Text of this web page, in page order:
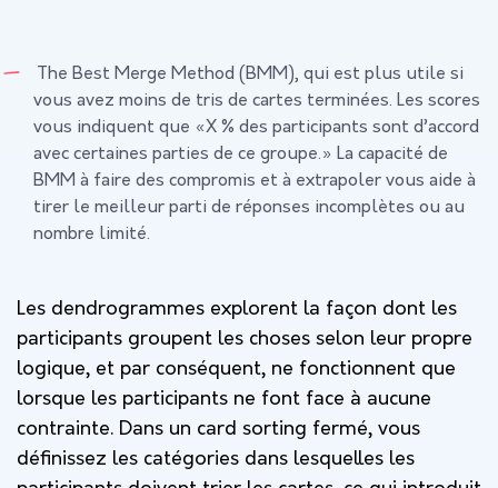
The Best Merge Method (BMM), qui est plus utile si
vous avez moins de tris de cartes terminées. Les scores
vous indiquent que «X % des participants sont d’accord
avec certaines parties de ce groupe.» La capacité de
BMM à faire des compromis et à extrapoler vous aide à
tirer le meilleur parti de réponses incomplètes ou au
nombre limité.
Les dendrogrammes explorent la façon dont les
participants groupent les choses selon leur propre
logique, et par conséquent, ne fonctionnent que
lorsque les participants ne font face à aucune
contrainte. Dans un card sorting fermé, vous
définissez les catégories dans lesquelles les